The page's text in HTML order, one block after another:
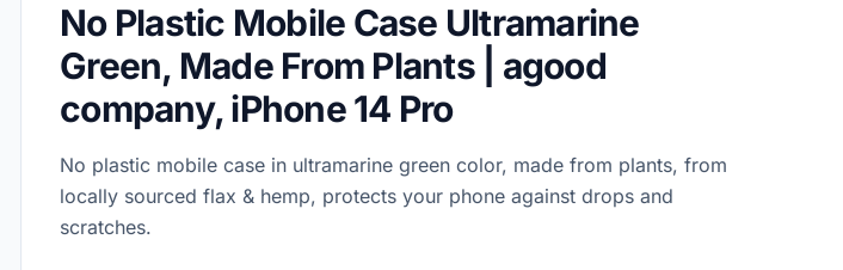
No Plastic Mobile Case Ultramarine
Green, Made From Plants | agood
company, iPhone 14 Pro
No plastic mobile case in ultramarine green color, made from plants, from
locally sourced flax & hemp, protects your phone against drops and
scratches.